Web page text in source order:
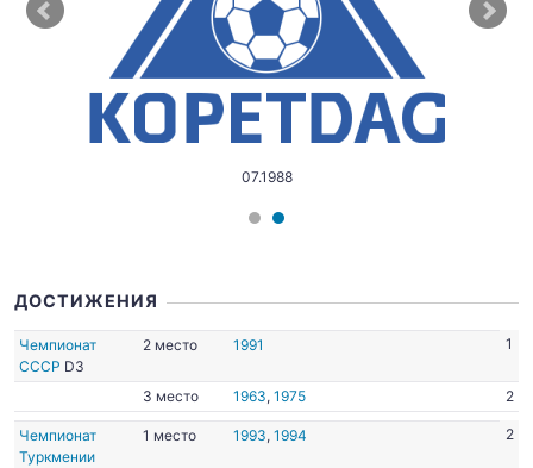
07.1988
ДОСТИЖЕНИЯ
Чемпионат
СССР D3
2 место 1991 1
3 место 1963, 1975 2
Чемпионат
Туркмении
1 место 1993, 1994 2